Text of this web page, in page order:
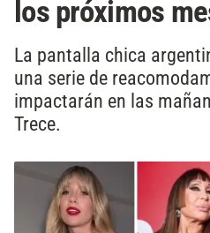
los próximos
La pantalla chica
una serie de
impactarán en las
Trece.